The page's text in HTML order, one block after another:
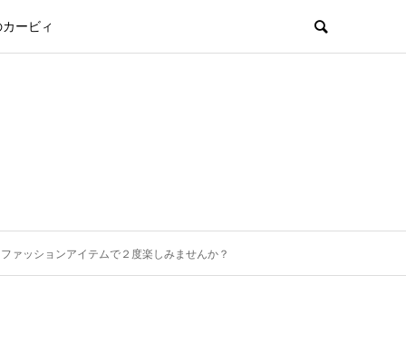
ービィ
ァッションアイテムで２度楽しみませんか？